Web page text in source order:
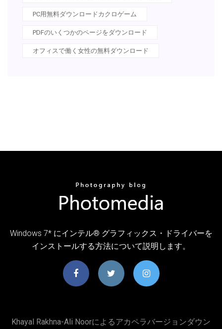
PC用無料ダウンロードカクロゲーム
PDFのいくつかのページをダウンロード
オフィスで働く女性の無料ダウンロード
Windows 7* にインテル® グラフィックス・ドライバーを
インストールする方法について説明します。
Khayal Rakhna-Ali Noorによるアカペラバージョンダウン